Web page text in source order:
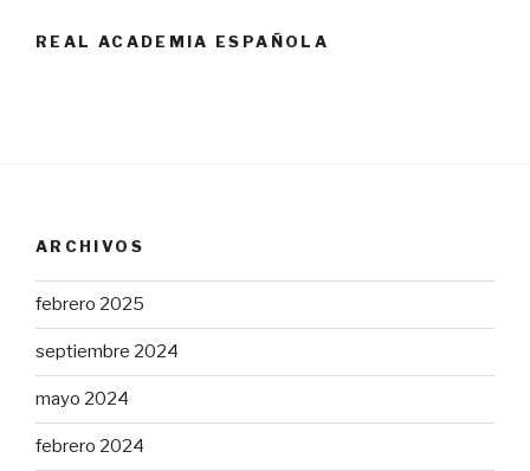
REAL ACADEMIA ESPAÑOLA
ARCHIVOS
febrero 2025
septiembre 2024
mayo 2024
febrero 2024